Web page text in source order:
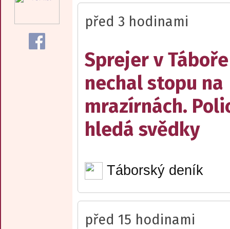
před 3 hodinami
Sprejer v Táboře
nechal stopu na
mrazírnách.
hledá svědky
Táborský deník
před 15 hodinami